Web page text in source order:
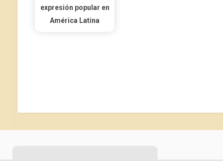
expresión popular en
América Latina